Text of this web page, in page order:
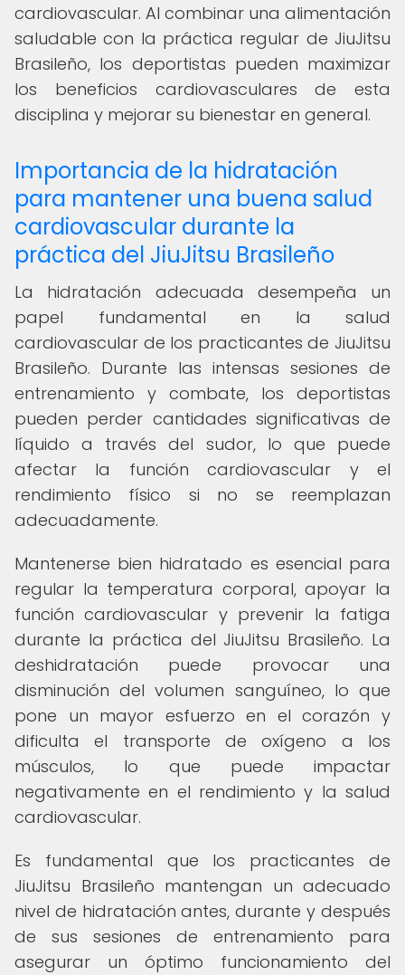
cardiovascular. Al combinar una alimentación
saludable con la práctica regular de JiuJitsu
Brasileño, los deportistas pueden maximizar
los beneficios cardiovasculares de esta
disciplina y mejorar su bienestar en general.
Importancia de la hidratación
para mantener una buena salud
cardiovascular durante la
práctica del JiuJitsu Brasileño
La hidratación adecuada desempeña un
papel fundamental en la salud
cardiovascular de los practicantes de JiuJitsu
Brasileño. Durante las intensas sesiones de
entrenamiento y combate, los deportistas
pueden perder cantidades significativas de
líquido a través del sudor, lo que puede
afectar la función cardiovascular y el
rendimiento físico si no se reemplazan
adecuadamente.
Mantenerse bien hidratado es esencial para
regular la temperatura corporal, apoyar la
función cardiovascular y prevenir la fatiga
durante la práctica del JiuJitsu Brasileño. La
deshidratación puede provocar una
disminución del volumen sanguíneo, lo que
pone un mayor esfuerzo en el corazón y
dificulta el transporte de oxígeno a los
músculos, lo que puede impactar
negativamente en el rendimiento y la salud
cardiovascular.
Es fundamental que los practicantes de
JiuJitsu Brasileño mantengan un adecuado
nivel de hidratación antes, durante y después
de sus sesiones de entrenamiento para
asegurar un óptimo funcionamiento del